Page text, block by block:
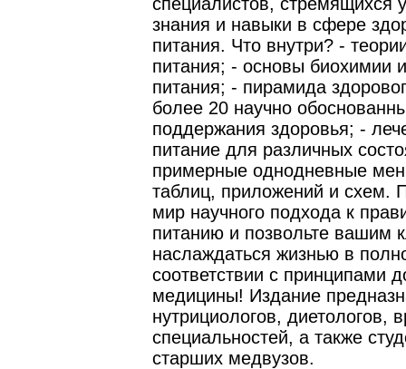
знания и навыки в сфере
питания. Что внутри? -
питания; - основы биохимии
питания; - пирамида
более 20 научно
поддержания здоровья; -
питание для различных
примерные однодневные
таблиц, приложений и схем.
мир научного подхода к
питанию и позвольте вашим
наслаждаться жизнью в
соответствии с принципами
медицины! Издание
нутрициологов, диетологов,
специальностей, а также
старших медвузов.